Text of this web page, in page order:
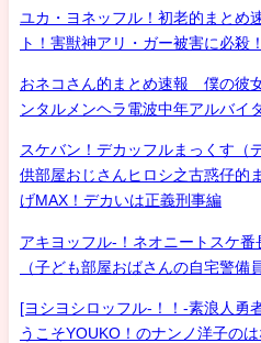
ユカ・ヨネッフル！初老的まとめ
ト！害獣神アリ・ガー被害に必殺
おネコさん的まとめ速報 僕の彼
ンタルメンヘラ電波中年アルバイ
スケバン！デカッフルまっくす（
供部屋おじさんヒロシ之古惑仔的
げMAX！デカいは正義刑事編
アキヨッフル-！ネオニートスケ番
（子ども部屋おばさんの自宅警備
[ヨシヨシロッフル-！！-素浪人勇
うこそYOUKO！のナンノ洋子の